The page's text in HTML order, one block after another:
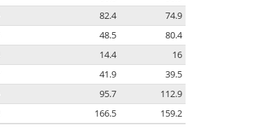
82.4
74.9
48.5
80.4
14.4
16
41.9
39.5
95.7
112.9
166.5 159.2